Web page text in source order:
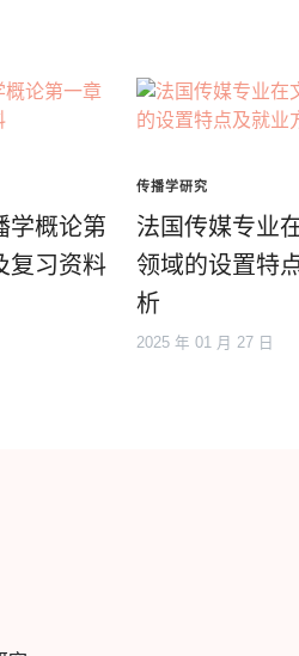
学概论第
复习资料
传播学研究
法国传媒专业
领域的设置特
析
2025 年 01 月 27 日